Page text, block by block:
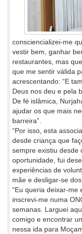
consciencializei-me
vestir bem, ganhar
restaurantes, mas
que me sentir válida
acrescentando: “E
Deus nos deu e pela
De fé islâmica,
ajudar os que mais
barreira”.
“Por isso, esta
desde criança que
sempre existiu desde
oportunidade, fui
experiências de
mãe e desligar-se
“Eu queria deixar-me
inscrevi-me numa
semanas. Larguei
comigo e encontrar
nessa ida para